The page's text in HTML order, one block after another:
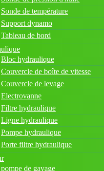
Sonde de température
Support dynamo
Tableau de bord
Bloc hydraulique
Couvercle de boîte de vitesse
Couvercle de levage
Electrovanne
Filtre hydraulique
Ligne hydraulique
Pompe hydraulique
Porte filtre hydraulique
pompe de gavage